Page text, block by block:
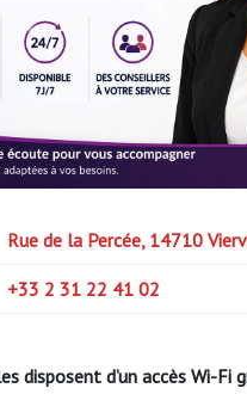
Rue de la Percée, 14710
+33 2 31 22 41 02
disposent d’un accès Wi-Fi